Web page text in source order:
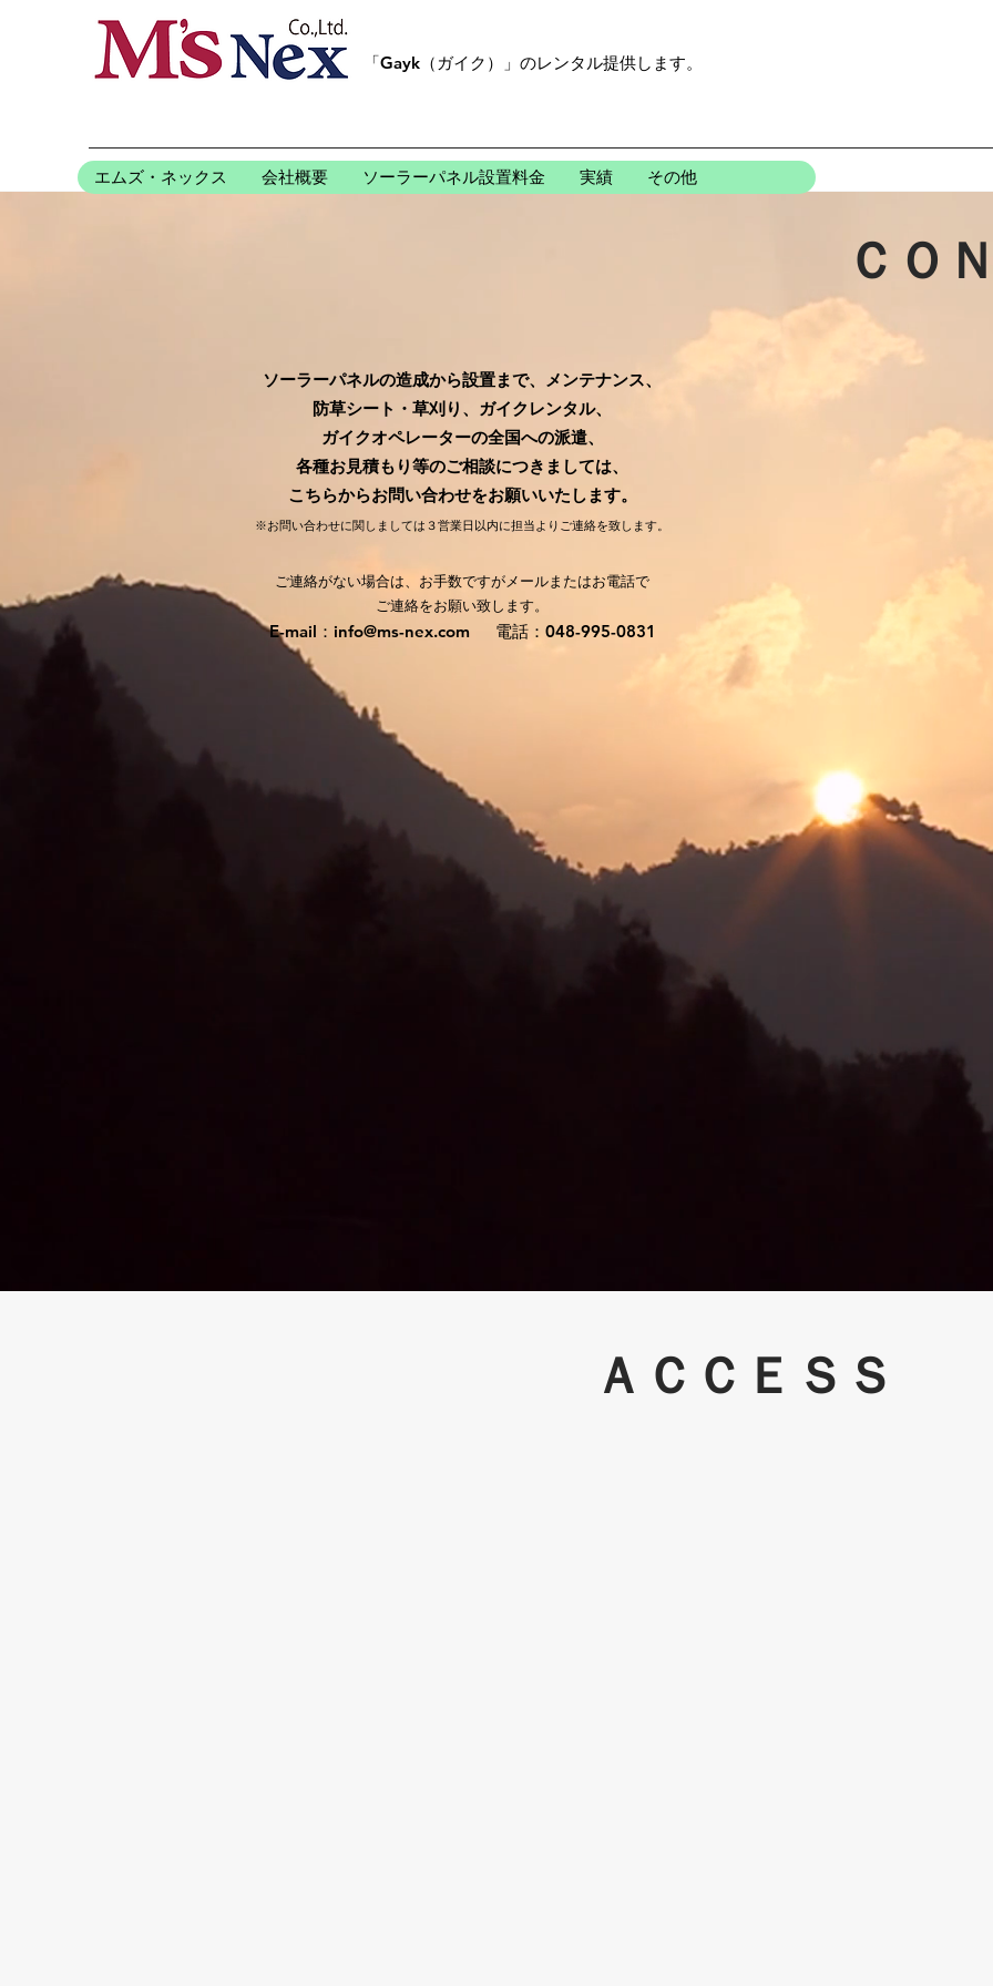
「Gayk（ガイク）」のレンタル提供します。
エムズ・ネックス 会社概要 ソーラーパネル設置料金 実績 その他
ＣＯ
ＡＣＣＥＳＳ
ソーラーパネルの造成から設置まで、メンテナンス、
防草シート・草刈り、ガイクレンタル、
ガイクオペレーターの全国への派遣、
各種お見積もり等のご相談につきましては、
こちらからお問い合わせをお願いいたします。
※お問い合わせに関しましては３営業日以内に担当よりご連絡を致します。
ご連絡がない場合は、お手数ですがメールまたはお電話で
ご連絡をお願い致します。
E-mail：info@ms-nex.com 電話：048-995-0831